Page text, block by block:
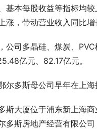
基本每股收益等指标均
涨，带动营业收入同比
公司多晶硅、煤炭、
亿元、82.17亿元。
尔多斯母公司早年在上
斯大厦位于浦东新上海
多斯房地产经营有限公